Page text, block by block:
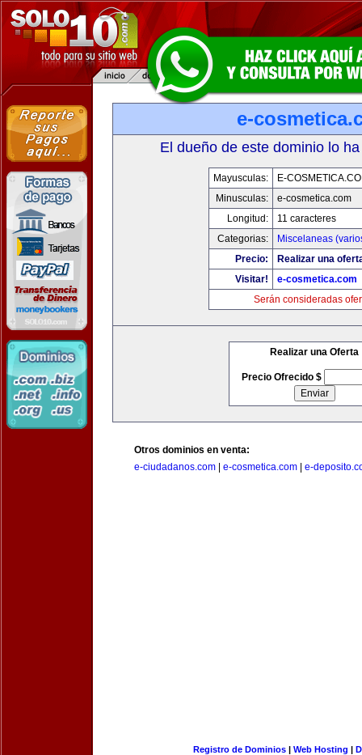
e-
El dueño de este dominio lo
Mayusculas:
E-
Minusculas:
e-cosmetica.com
Longitud:
11 caracteres
Categorias:
Miscelaneas
Precio:
Realizar una
Visitar!
e-cosmetica.com
Serán consideradas
Realizar una Oferta
Precio Ofrecido $
Otros dominios en venta:
e-ciudadanos.com
e-cosmetica.com e-
Registro de Dominios| Web Hosting |